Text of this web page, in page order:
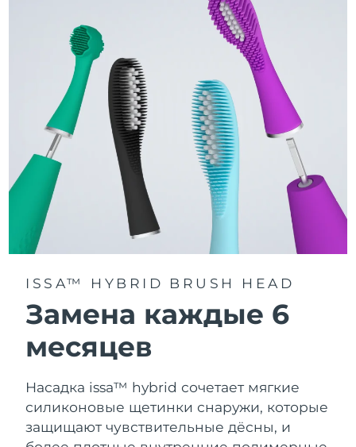
3 режима чистки: Deep Clean, Whitening и Sensitive.
Технология Sonic Pulse обеспечивает 11 000
пульсаций в минуту для глубокого и бережного
очищения всей полости рта.
Получите доступ к индивидуальным режимам
чистки через приложение FOREO For You.
ISSA™ HYBRID BRUSH HEAD
Замена каждые 6
месяцев
Насадка issa™ hybrid сочетает мягкие
силиконовые щетинки снаружи, которые
защищают чувствительные дёсны, и